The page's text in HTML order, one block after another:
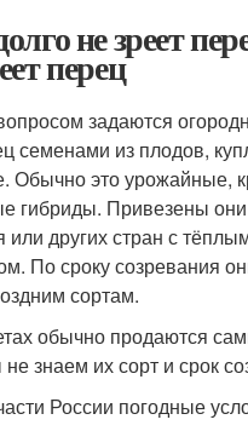
не зреет
перец
задаются
семенами из плодов,
Обычно это урожайные,
гибриды. Привезены
или других стран с
По сроку созревания
сортам.
обычно продаются
знаем их сорт и срок
России погодные